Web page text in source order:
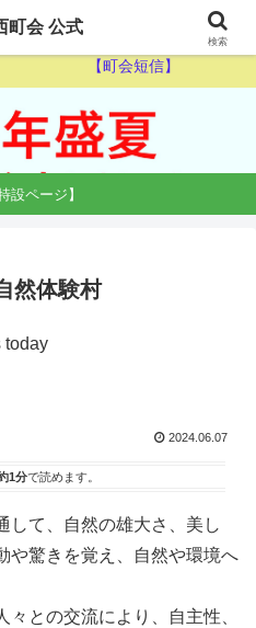
【休日当番医】
【町会短信】
設ページ】
然体験村
today
2024.06.07
1分で読めます。
して、自然の雄大さ、美し
や驚きを覚え、自然や環境へ
との交流により、自主性、
町会 公式
検索